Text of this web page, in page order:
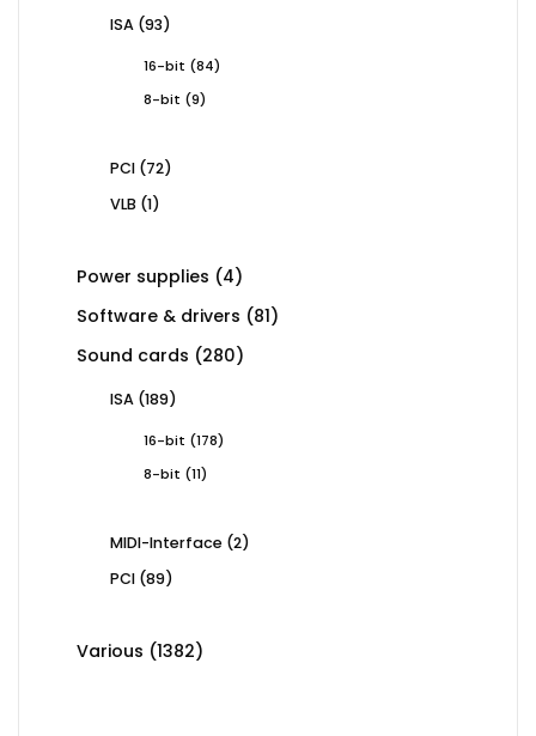
ISA 9393
16-bit 8484
8-bit
99
PCI 7272
VLB 11
Power supplies 44
Software & drivers 8181
Sound cards 280280
ISA 189189
16-bit 178178
8-bit
1111
MIDI-Interface 22
PCI 8989
Various 13821382